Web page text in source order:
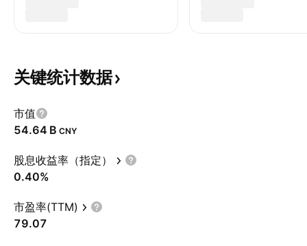
关键统计数据
市值
‪54.64 B‬ CNY
股息收益率（指定）
0.40%
市盈率(TTM)
79.07